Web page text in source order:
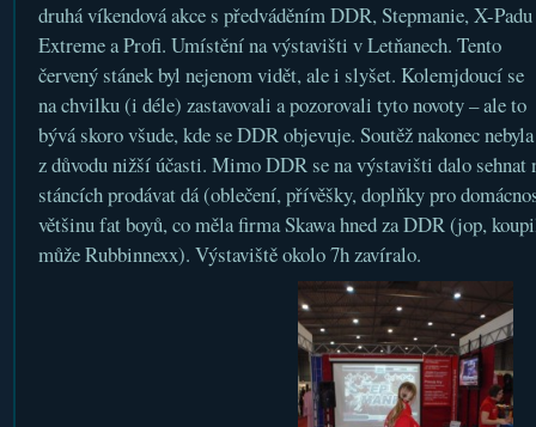
druhá víkendová akce s předváděním DDR, Stepmanie, X-Padu
Extreme a Profi. Umístění na výstavišti v Letňanech. Tento
červený stánek byl nejenom vidět, ale i slyšet. Kolemjdoucí se
na chvilku (i déle) zastavovali a pozorovali tyto novoty – ale to
bývá skoro všude, kde se DDR objevuje. Soutěž nakonec nebyla
z důvodu nižší účasti. Mimo DDR se na výstavišti dalo sehnat
stáncích prodávat dá (oblečení, přívěšky, doplňky pro
většinu fat boyů, co měla firma Skawa hned za DDR (jop,
může Rubbinnexx). Výstaviště okolo 7h zavíralo.